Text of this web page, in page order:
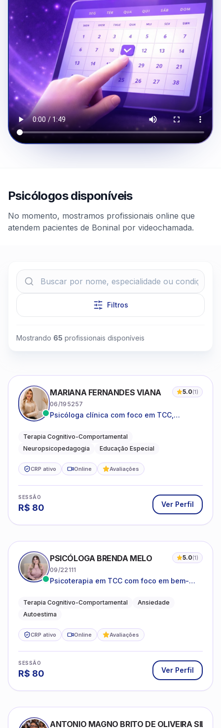
Clique para assistir
Psicólogos disponíveis
No momento, mostramos profissionais online que
atendem pacientes de Boninal por videochamada.
Filtros
Mostrando 65 profissionais disponíveis
MARIANA FERNANDES VIANA 5.0(1)
06/195257
Psicóloga clínica com foco em TCC,
do neurodesenvolvimento.
Terapia Cognitivo-Comportamental
Neuropsicopedagogia
Educação Especial
CRP ativo Online Avaliações
SESSÃO
R$ 80 Ver Perfil
PSICÓLOGA BRENDA MELO 5.0(1)
09/22111
Psicoterapia em TCC com foco em bem-
o cotidiano
Terapia Cognitivo-Comportamental
Ansiedade
Autoestima
CRP ativo Online Avaliações
SESSÃO
R$ 80 Ver Perfil
ANTONIO MAGNO BRITO DE OLIVEIRA SILVA